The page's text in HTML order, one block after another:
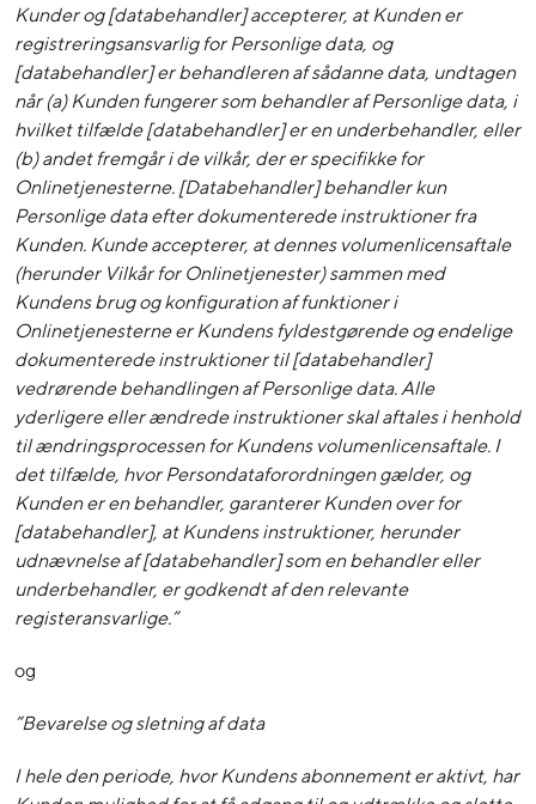
Kunder og [databehandler] accepterer, at Kunden er
registreringsansvarlig for Personlige data, og
[databehandler] er behandleren af sådanne data, undtagen
når (a) Kunden fungerer som behandler af Personlige data, i
hvilket tilfælde [databehandler] er en underbehandler, eller
(b) andet fremgår i de vilkår, der er specifikke for
Onlinetjenesterne. [Databehandler] behandler kun
Personlige data efter dokumenterede instruktioner fra
Kunden. Kunde accepterer, at dennes volumenlicensaftale
(herunder Vilkår for Onlinetjenester) sammen med
Kundens brug og konfiguration af funktioner i
Onlinetjenesterne er Kundens fyldestgørende og endelige
dokumenterede instruktioner til [databehandler]
vedrørende behandlingen af Personlige data. Alle
yderligere eller ændrede instruktioner skal aftales i henhold
til ændringsprocessen for Kundens volumenlicensaftale. I
det tilfælde, hvor Persondataforordningen gælder, og
Kunden er en behandler, garanterer Kunden over for
[databehandler], at Kundens instruktioner, herunder
udnævnelse af [databehandler] som en behandler eller
underbehandler, er godkendt af den relevante
registeransvarlige.”
og
”Bevarelse og sletning af data
I hele den periode, hvor Kundens abonnement er aktivt, har